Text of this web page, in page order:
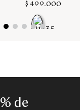
$ 499.000
de